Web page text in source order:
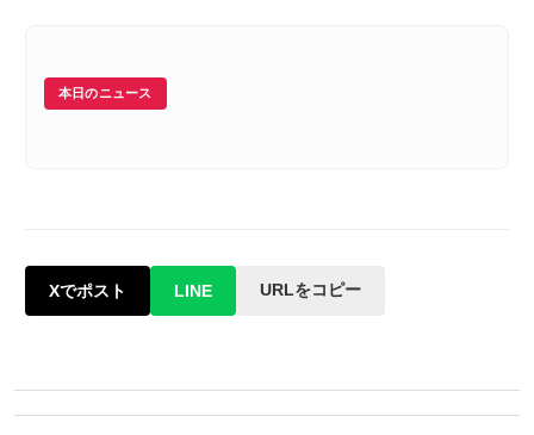
本日のニュース
Xでポスト LINE URLをコピー